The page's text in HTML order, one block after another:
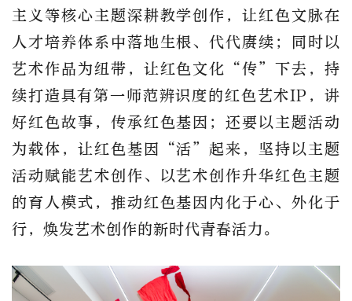
主义等核心主题深耕教学创作，让红色文脉在
人才培养体系中落地生根、代代赓续；同时以
艺术作品为纽带，让红色文化“传”下去，持
续打造具有第一师范辨识度的红色艺术IP，讲
好红色故事，传承红色基因；还要以主题活动
为载体，让红色基因“活”起来，坚持以主题
活动赋能艺术创作、以艺术创作升华红色主题
的育人模式，推动红色基因内化于心、外化于
行，焕发艺术创作的新时代青春活力。